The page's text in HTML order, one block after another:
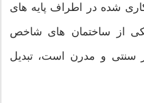
شده در اطراف پایه های
یکی از ساختمان های شاخص
سنتی و مدرن است، تبدیل